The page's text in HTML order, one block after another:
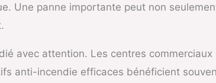
Une panne importante peut non
avec attention. Les centres
anti-incendie efficaces bénéficient